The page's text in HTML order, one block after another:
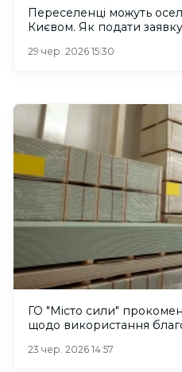
Переселенці можуть
Києвом. Як подати
29 чер. 2026 15:30
ГО "Місто сили"
щодо використання
23 чер. 2026 14:57